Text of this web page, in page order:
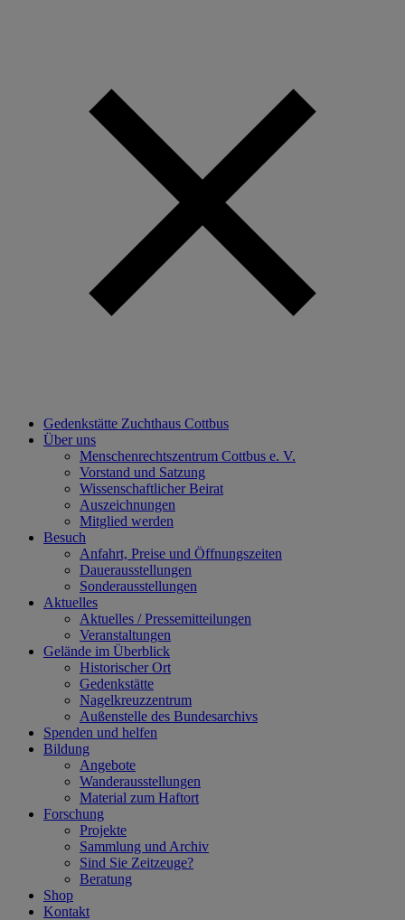
Gedenkstätte Zuchthaus Cottbus
Über uns
Menschenrechtszentrum Cottbus e. V.
Vorstand und Satzung
Wissenschaftlicher Beirat
Auszeichnungen
Mitglied werden
Besuch
Anfahrt, Preise und Öffnungszeiten
Dauerausstellungen
Sonderausstellungen
Aktuelles
Aktuelles / Pressemitteilungen
Veranstaltungen
Gelände im Überblick
Historischer Ort
Gedenkstätte
Nagelkreuzzentrum
Außenstelle des Bundesarchivs
Spenden und helfen
Bildung
Angebote
Wanderausstellungen
Material zum Haftort
Forschung
Projekte
Sammlung und Archiv
Sind Sie Zeitzeuge?
Beratung
Shop
Kontakt